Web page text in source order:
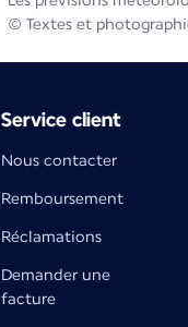
© Textes et
Service client
Nous contacter
Remboursement
Réclamations
Demander une
facture